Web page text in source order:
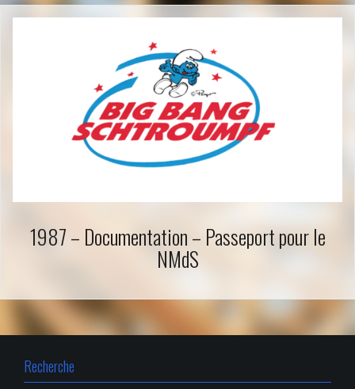
1987 – Documentation – Passeport pour le
NMdS
Recherche